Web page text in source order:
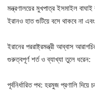
মন্ত্রণালয়ের মুখপাত্র ইসমাইল
ইরানও হাত গুটিয়ে বসে থাকবে না এবং
ইরানের পররাষ্ট্রমন্ত্রী আব্বাস
গুরুত্বপূর্ণ শর্ত ও ব্যাখ্যা তুলে ধরেন:
পূর্বনির্ধারিত পথ: হরমুজ প্রণালি